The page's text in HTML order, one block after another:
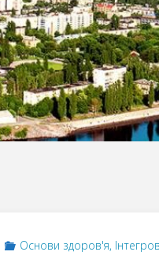
Основи здоров'я,